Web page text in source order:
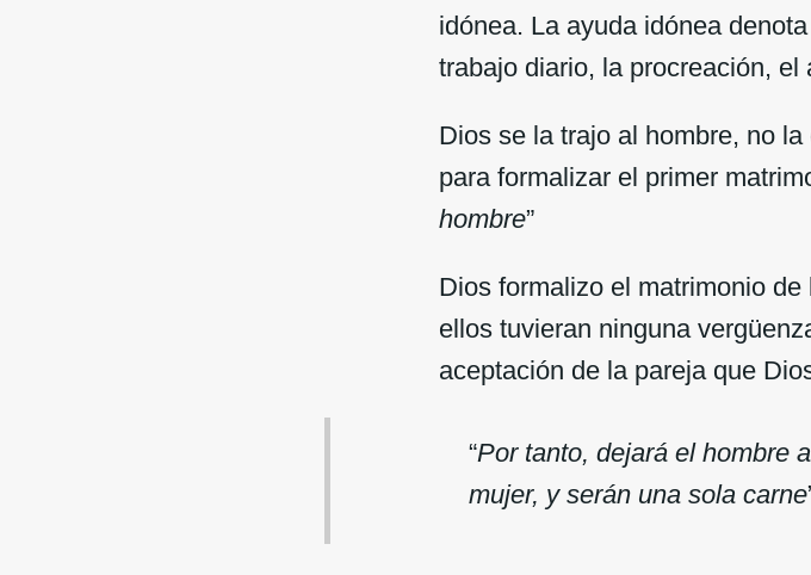
idónea. La ayuda idónea
trabajo diario, la procreación,
Dios se la trajo al hombre, no
para formalizar el primer
hombre”
Dios formalizo el matrimonio
ellos tuvieran ninguna
aceptación de la pareja que
“Por tanto, dejará el hombre
mujer, y serán una sola carne